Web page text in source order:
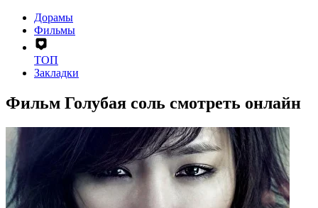
Дорамы
Фильмы
ТОП
Закладки
Фильм Голубая соль смотреть онлайн